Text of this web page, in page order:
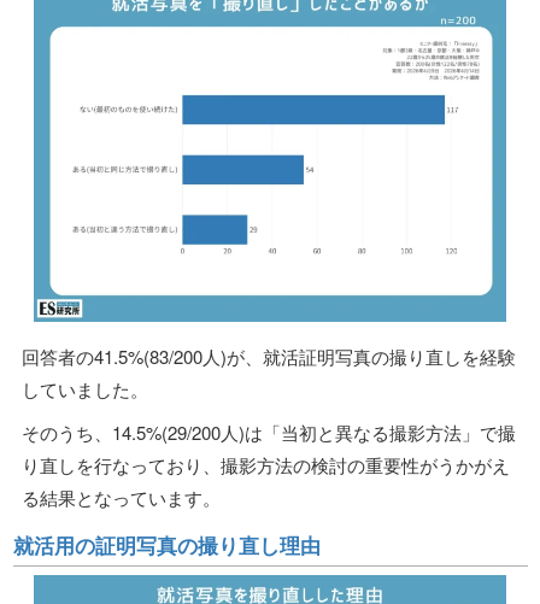
回答者の41.5%(83/200人)が、就活証明写真の撮り直しを経験
していました。
そのうち、14.5%(29/200人)は「当初と異なる撮影方法」で撮
り直しを行なっており、撮影方法の検討の重要性がうかがえ
る結果となっています。
就活用の証明写真の撮り直し理由